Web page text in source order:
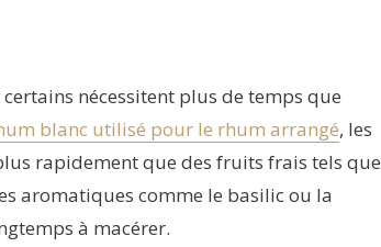
nécessitent plus de temps que
blanc utilisé pour le rhum arrangé, les
rapidement que des fruits frais tels que
aromatiques comme le basilic ou la
à macérer.